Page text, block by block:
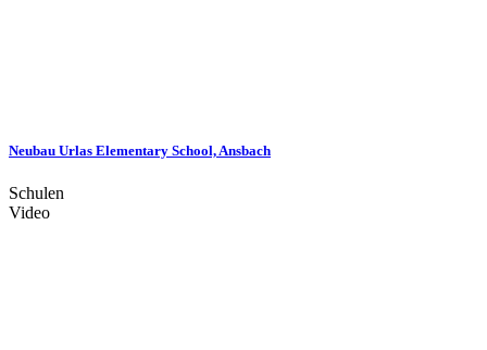
Neubau Urlas Elementary School, Ansbach
Schulen
Video